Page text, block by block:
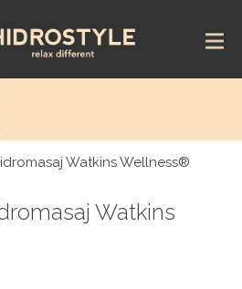
Watkins Wellness®
Watkins